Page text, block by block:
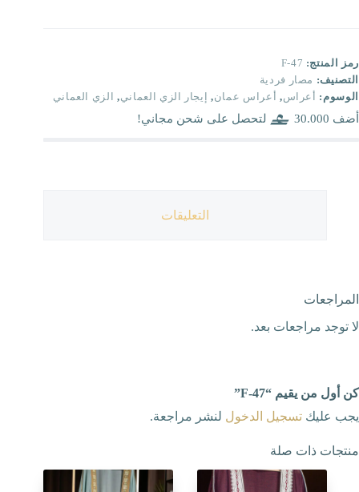
رمز المنتج: F-47
التصنيف: مصار فردية
الوسوم: أعراس, أعراس عمان, إيجار الزي العماني, الزي العماني
أضف 30.000 لتحصل على شحن مجاني!
التعليقات
المراجعات
لا توجد مراجعات بعد.
كن أول من يقيم “F-47”
يجب عليك تسجيل الدخول لنشر مراجعة.
منتجات ذات صلة